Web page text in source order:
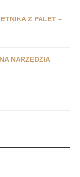
Z PALET –
NARZĘDZIA